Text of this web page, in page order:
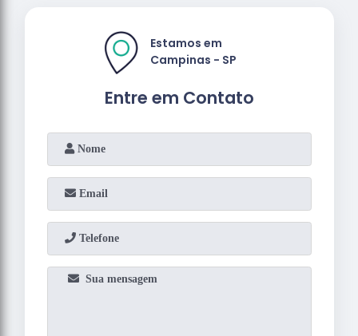
Entre em Contato
Estamos em
Campinas - SP